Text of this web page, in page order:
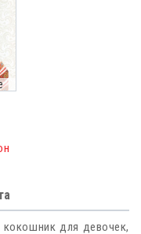
для девочек,